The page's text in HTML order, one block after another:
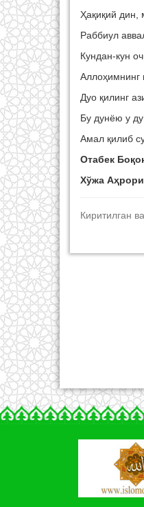
Ҳақиқий дин,
Раббиул
Кундан-кун
Аллоҳимнинг
Дуо қилинг
Бу дунёю у
Амал қилиб
Отабек
Хўжа
Киритилган